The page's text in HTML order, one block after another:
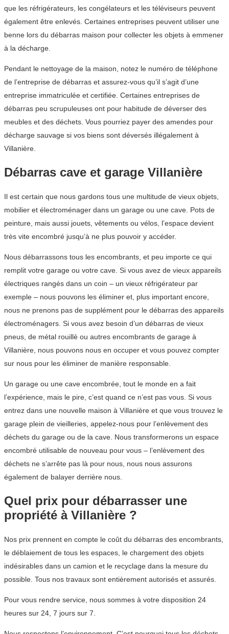
que les réfrigérateurs, les congélateurs et les téléviseurs peuvent
également être enlevés. Certaines entreprises peuvent utiliser une
benne lors du débarras maison pour collecter les objets à emmener
à la décharge.
Pendant le nettoyage de la maison, notez le numéro de téléphone
de l’entreprise de débarras et assurez-vous qu’il s’agit d’une
entreprise immatriculée et certifiée. Certaines entreprises de
débarras peu scrupuleuses ont pour habitude de déverser des
meubles et des déchets. Vous pourriez payer des amendes pour
décharge sauvage si vos biens sont déversés illégalement à
Villanière.
Débarras cave et garage Villanière
Il est certain que nous gardons tous une multitude de vieux objets,
mobilier et électroménager dans un garage ou une cave. Pots de
peinture, mais aussi jouets, vêtements ou vélos, l’espace devient
très vite encombré jusqu’à ne plus pouvoir y accéder.
Nous débarrassons tous les encombrants, et peu importe ce qui
remplit votre garage ou votre cave. Si vous avez de vieux appareils
électriques rangés dans un coin – un vieux réfrigérateur par
exemple – nous pouvons les éliminer et, plus important encore,
nous ne prenons pas de supplément pour le débarras des appareils
électroménagers. Si vous avez besoin d’un débarras de vieux
pneus, de métal rouillé ou autres encombrants de garage à
Villanière, nous pouvons nous en occuper et vous pouvez compter
sur nous pour les éliminer de manière responsable.
Un garage ou une cave encombrée, tout le monde en a fait
l’expérience, mais le pire, c’est quand ce n’est pas vous. Si vous
entrez dans une nouvelle maison à Villanière et que vous trouvez le
garage plein de vieilleries, appelez-nous pour l’enlèvement des
déchets du garage ou de la cave. Nous transformerons un espace
encombré utilisable de nouveau pour vous – l’enlèvement des
déchets ne s’arrête pas là pour nous, nous nous assurons
également de balayer derrière nous.
Quel prix pour débarrasser une
propriété à Villanière ?
Nos prix prennent en compte le coût du débarras des encombrants,
le déblaiement de tous les espaces, le chargement des objets
indésirables dans un camion et le recyclage dans la mesure du
possible. Tous nos travaux sont entièrement autorisés et assurés.
Pour vous rendre service, nous sommes à votre disposition 24
heures sur 24, 7 jours sur 7.